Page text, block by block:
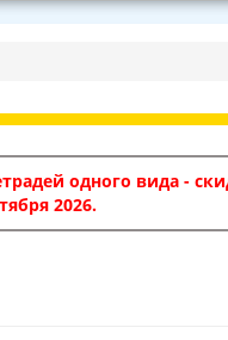
одного вида -
2026.